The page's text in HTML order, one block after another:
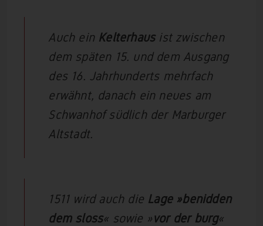
Auch ein Kelterhausist zwischen
dem späten 15. und dem Ausgang
des 16. Jahrhunderts mehrfach
erwähnt, danach ein neues am
Schwanhof südlich der Marburger
Altstadt.
1511 wird auch die Lage »benidden
dem sloss« sowie » vor der burg«